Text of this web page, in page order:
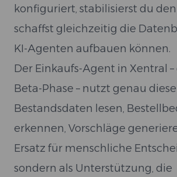
konfiguriert, stabilisierst du
schaffst gleichzeitig die
KI-Agenten aufbauen können.
Der Einkaufs-Agent in Xentral
Beta-Phase – nutzt genau
Bestandsdaten lesen,
erkennen, Vorschläge
Ersatz für menschliche
sondern als Unterstützung, die